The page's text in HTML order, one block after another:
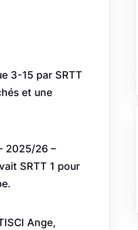
3-15 par SRTT
et une
2025/26 –
SRTT 1 pour
Ange,